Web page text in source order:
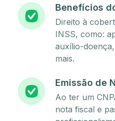
Benefícios
Direito à
INSS, como:
auxílio-
mais.
Emissão de
Ao ter um
nota fiscal e